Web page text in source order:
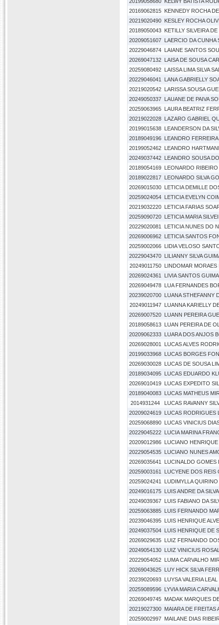
20169062815 KENNEDY ROCHA
20219020490 KESLEY ROCHA
20189050043 KETILLY SILVEIRA
20209051607 LAERCIO DA CUNHA
20229046874 LAIANE SANTOS
20269047132 LAISA DE SOUSA
20259080492 LAISSA LIMA SILVA
20229046041
LANA GABRIELLY
20219020542 LARISSA SOUSA
20249050337 LAUANE DE PAIVA
20259063965 LAURA BEATRIZ
20219022028 LAZARO GABRIEL
20199015638 LEANDERSON DA
20189049196 LEANDRO FERREIRA
20199052462 LEANDRO
20249037442 LEANDRO SOUSA
20189054169 LEONARDO RIBEIRO
20189022817 LEONARDO SILVA
20269015030 LETICIA DEMILLE
20259024054 LETICIA EVELYN
20219032220 LETICIA FARIAS
20259090720 LETICIA MARIA
20229020081
LETICIA NUNES DO
20269006962 LETICIA SANTOS
20259002066 LIDIA VELOSO
20229043470 LILIANNY SILVA
20249011750
LINDOMAR MORAES
20269024361
LIVIA SANTOS
20269049478 LUA FERNANDES
20239020700 LUANA STHEFANNY
20249011947
LUANNA KARIELLY
20269007520 LUANN PEREIRA
20189058613 LUAN PEREIRA DE
20209062333 LUARA DOS ANJOS
20269028001
LUCAS ALVES
20199033968 LUCAS BORGES
20269030028 LUCAS DE SOUSA
20189034095 LUCAS EDUARDO
20269010419 LUCAS EXPEDITO
20189040083 LUCAS MATHEUS
2014931244
LUCAS RAVANNY
20209024619 LUCAS RODRIGUES
20259068890 LUCAS VINICIUS
20229045222 LUCIA MARINA
20209012986 LUCIANO
20229054535 LUCIANO NUNES
20269035641
LUCINALDO GOMES
20259003161
LUCYENE DOS REIS
20259024241
LUDIMYLLA
20249016175 LUIS ANDRE DA
20249039367 LUIS FABIANO DA
20259063885 LUIS FERNANDO
20239046395 LUIS HENRIQUE
20249037504 LUIS HENRIQUE DE
20269029635 LUIZ FERNANDO
20249054130 LUIZ VINICIUS
20229054052 LUMA CARVALHO
20269043625 LUY HICK SILVA
20239020693 LUYSA VALERIA
20259089596 LYVIA MARIA
20269049745 MADAK MARQUES
20219027300 MAIARA DE FREITAS
20259002997 MAILANE DIAS